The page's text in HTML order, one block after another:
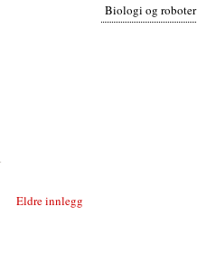
Eldre innlegg
Biologi og roboter